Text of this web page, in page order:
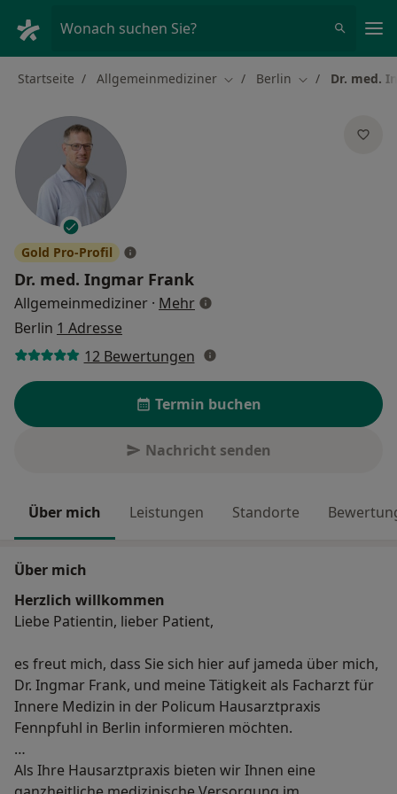
Wonach suchen Sie?
Startseite Allgemeinmediziner Stadt ändern
Berlin Stadt ändern
Dr. med.
Gold Pro-Profil
Dr. med. Ingmar Frank
Allgemeinmediziner · Mehrüber Spezialisierungen
Berlin 1 Adresse
12 Bewertungen
Termin buchen
Nachricht senden
Über mich Leistungen Standorte
Über mich
Herzlich willkommen
Liebe Patientin, lieber Patient,
es freut mich, dass Sie sich hier auf jameda über mich,
Dr. Ingmar Frank, und meine Tätigkeit als Facharzt für
Innere Medizin in der Policum Hausarztpraxis
Fennpfuhl in Berlin informieren möchten.
Als Ihre Hausarztpraxis bieten wir Ihnen eine